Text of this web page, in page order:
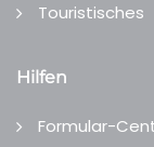
Touristisches
Hilfen
Formular-